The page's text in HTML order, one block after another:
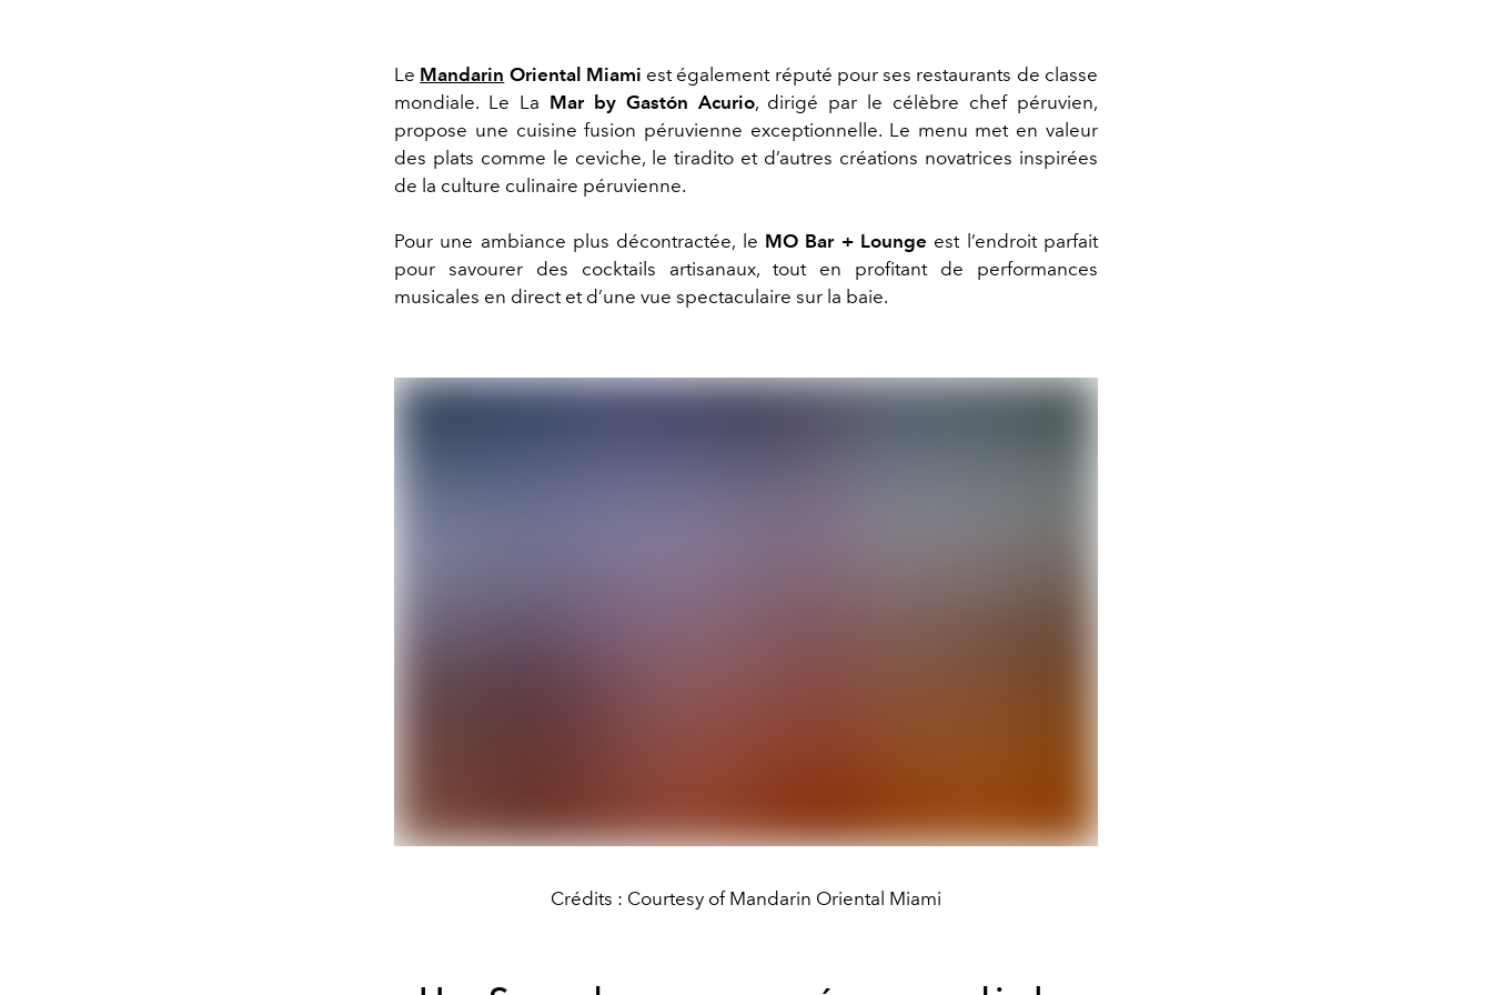
Le Mandarin Oriental Miami est également réputé pour ses restaurants de classe
mondiale. Le La Mar by Gastón Acurio, dirigé par le célèbre chef péruvien,
propose une cuisine fusion péruvienne exceptionnelle. Le menu met en valeur
des plats comme le ceviche, le tiradito et d’autres créations novatrices inspirées
de la culture culinaire péruvienne.
Pour une ambiance plus décontractée, le MO Bar + Lounge est l’endroit parfait
pour savourer des cocktails artisanaux, tout en profitant de performances
musicales en direct et d’une vue spectaculaire sur la baie.
Crédits : Courtesy of Mandarin Oriental Miami